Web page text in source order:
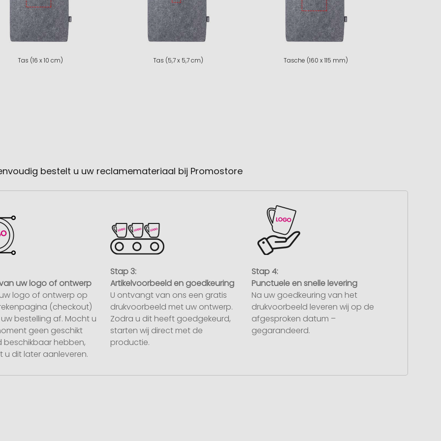
Tas (16 x 10 cm) Tas (5,7 x 5,7 cm) Tasche (160 x 115 mm)
bestelt u uw reclamemateriaal bij Promostore
uw logo of ontwerp
logo of ontwerp op
(checkout)
bestelling af. Mocht u
geen geschikt
beschikbaar hebben,
u dit later aanleveren.
Stap 3:
Artikelvoorbeeld en goedkeuring
U ontvangt van ons een gratis
drukvoorbeeld met uw ontwerp.
Zodra u dit heeft goedgekeurd,
starten wij direct met de
productie.
Stap 4:
Punctuele en snelle levering
Na uw goedkeuring van het
drukvoorbeeld leveren wij op de
afgesproken datum –
gegarandeerd.